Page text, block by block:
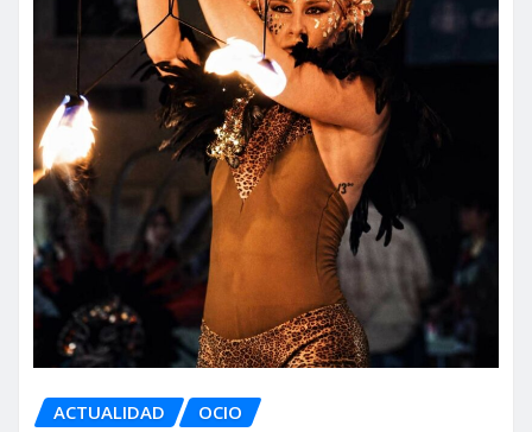
ACTUALIDAD OCIO